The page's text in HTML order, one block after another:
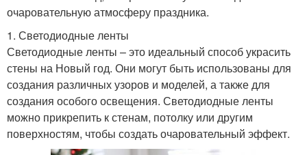
очаровательную атмосферу праздника.
1. Светодиодные ленты
Светодиодные ленты – это идеальный способ украсить
стены на Новый год. Они могут быть использованы для
создания различных узоров и моделей, а также для
создания особого освещения. Светодиодные ленты
можно прикрепить к стенам, потолку или другим
поверхностям, чтобы создать очаровательный эффект.